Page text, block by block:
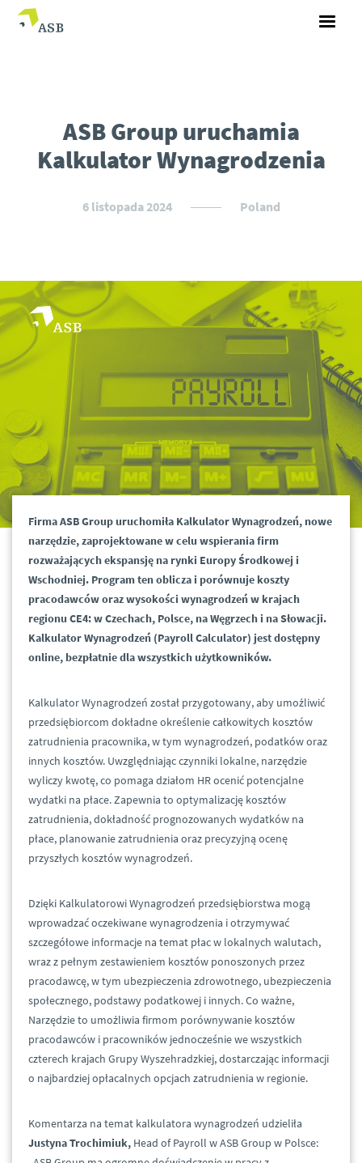
ASB Group uruchamia
Kalkulator Wynagrodzenia
6 listopada 2024 Poland
Firma ASB Group uruchomiła Kalkulator Wynagrodzeń, nowe
narzędzie, zaprojektowane w celu wspierania firm
rozważających ekspansję na rynki Europy Środkowej i
Wschodniej. Program ten oblicza i porównuje koszty
pracodawców oraz wysokości wynagrodzeń w krajach
regionu CE4: w Czechach, Polsce, na Węgrzech i na Słowacji.
Kalkulator Wynagrodzeń (Payroll Calculator) jest dostępny
online, bezpłatnie dla wszystkich użytkowników.
Kalkulator Wynagrodzeń został przygotowany, aby umożliwić
przedsiębiorcom dokładne określenie całkowitych kosztów
zatrudnienia pracownika, w tym wynagrodzeń, podatków oraz
innych kosztów. Uwzględniając czynniki lokalne, narzędzie
wyliczy kwotę, co pomaga działom HR ocenić potencjalne
wydatki na płace. Zapewnia to optymalizację kosztów
zatrudnienia, dokładność prognozowanych wydatków na
płace, planowanie zatrudnienia oraz precyzyjną ocenę
przyszłych kosztów wynagrodzeń.
Dzięki Kalkulatorowi Wynagrodzeń przedsiębiorstwa mogą
wprowadzać oczekiwane wynagrodzenia i otrzymywać
szczegółowe informacje na temat płac w lokalnych walutach,
wraz z pełnym zestawieniem kosztów ponoszonych przez
pracodawcę, w tym ubezpieczenia zdrowotnego, ubezpieczenia
społecznego, podstawy podatkowej i innych. Co ważne,
Narzędzie to umożliwia firmom porównywanie kosztów
pracodawców i pracowników jednocześnie we wszystkich
czterech krajach Grupy Wyszehradzkiej, dostarczając informacji
o najbardziej opłacalnych opcjach zatrudnienia w regionie.
Komentarza na temat kalkulatora wynagrodzeń udzieliła
Justyna Trochimiuk, Head of Payroll w ASB Group w Polsce: